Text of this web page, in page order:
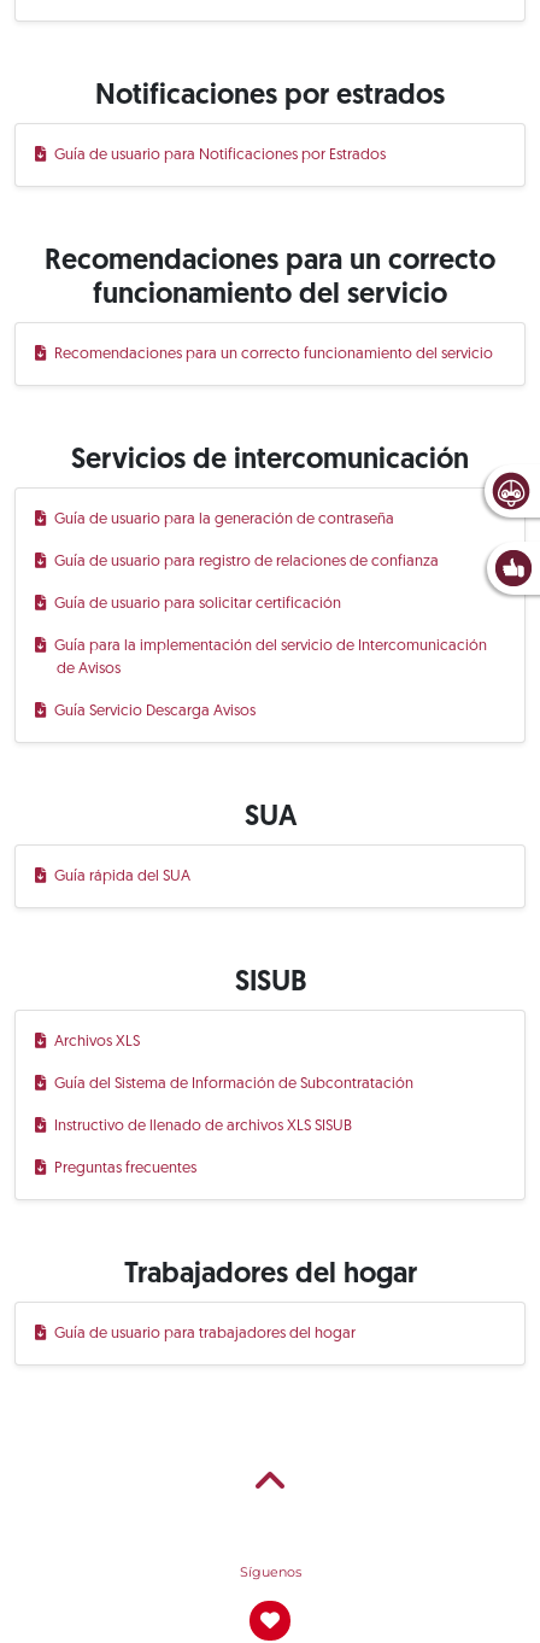
Notificaciones por estrados
Guía de usuario para Notificaciones por Estrados
Recomendaciones para un correcto
funcionamiento del servicio
Recomendaciones para un correcto funcionamiento del servicio
Servicios de intercomunicación
Guía de usuario para la generación de contraseña
Guía de usuario para registro de relaciones de confianza
Guía de usuario para solicitar certificación
Guía para la implementación del servicio de Intercomunicación
de Avisos
Guía Servicio Descarga Avisos
SUA
Guía rápida del SUA
SISUB
Archivos XLS
Guía del Sistema de Información de Subcontratación
Instructivo de llenado de archivos XLS SISUB
Preguntas frecuentes
Trabajadores del hogar
Guía de usuario para trabajadores del hogar
Síguenos